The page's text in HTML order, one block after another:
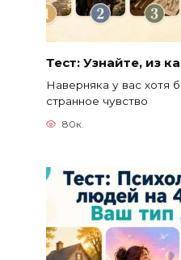
Тест: Узнайте, из
Наверняка у вас хотя
странное чувство
80к.